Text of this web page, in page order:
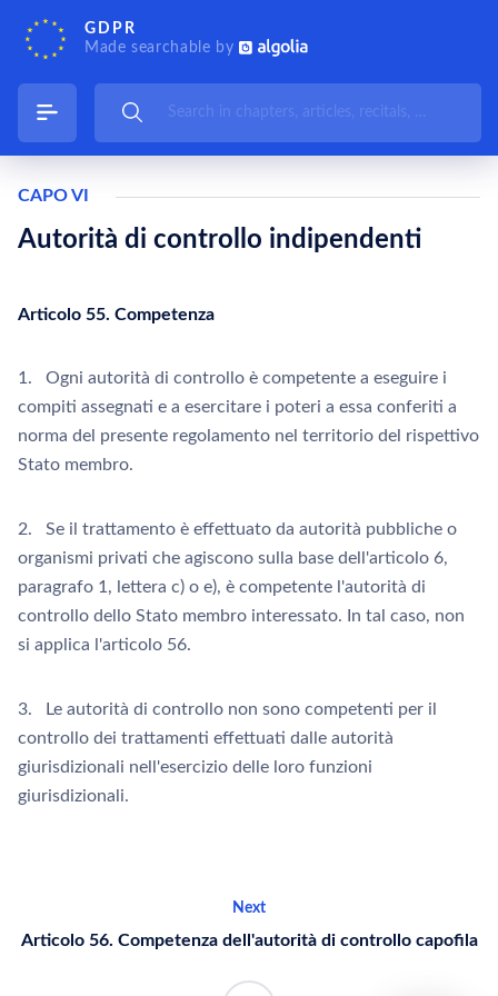
GDPR
Made searchable by
CAPO VI
Autorità di controllo indipendenti
Articolo 55. Competenza
1. Ogni autorità di controllo è competente a eseguire i
compiti assegnati e a esercitare i poteri a essa conferiti a
norma del presente regolamento nel territorio del rispettivo
Stato membro.
2. Se il trattamento è effettuato da autorità pubbliche o
organismi privati che agiscono sulla base dell'articolo 6,
paragrafo 1, lettera c) o e), è competente l'autorità di
controllo dello Stato membro interessato. In tal caso, non
si applica l'articolo 56.
3. Le autorità di controllo non sono competenti per il
controllo dei trattamenti effettuati dalle autorità
giurisdizionali nell'esercizio delle loro funzioni
giurisdizionali.
Next
Articolo 56. Competenza dell'autorità di controllo capofila